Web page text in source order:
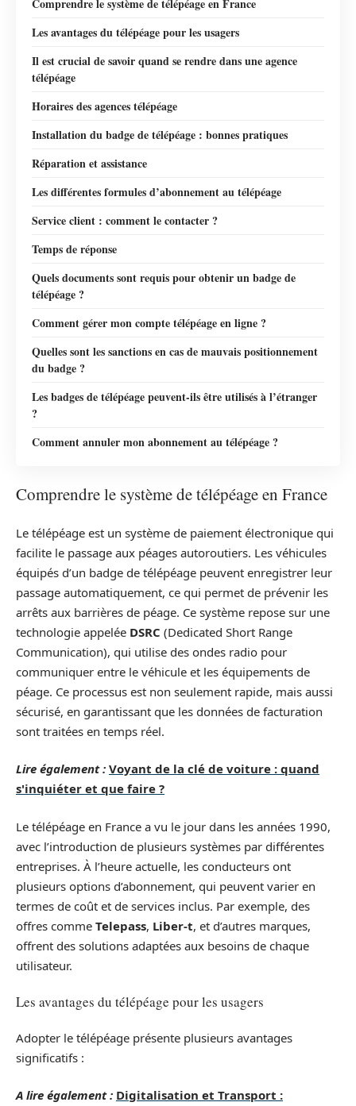
Les avantages du télépéage pour les usagers
Il est crucial de savoir quand se rendre dans une agence
télépéage
Horaires des agences télépéage
Installation du badge de télépéage : bonnes pratiques
Réparation et assistance
Les différentes formules d’abonnement au télépéage
Service client : comment le contacter ?
Temps de réponse
Quels documents sont requis pour obtenir un badge de
télépéage ?
Comment gérer mon compte télépéage en ligne ?
Quelles sont les sanctions en cas de mauvais positionnement
du badge ?
Les badges de télépéage peuvent-ils être utilisés à l’étranger
?
Comment annuler mon abonnement au télépéage ?
Comprendre le système de télépéage en France
Le télépéage est un système de paiement électronique qui
facilite le passage aux péages autoroutiers. Les véhicules
équipés d’un badge de télépéage peuvent enregistrer leur
passage automatiquement, ce qui permet de prévenir les
arrêts aux barrières de péage. Ce système repose sur une
technologie appelée DSRC (Dedicated Short Range
Communication), qui utilise des ondes radio pour
communiquer entre le véhicule et les équipements de
péage. Ce processus est non seulement rapide, mais aussi
sécurisé, en garantissant que les données de facturation
sont traitées en temps réel.
Lire également : Voyant de la clé de voiture : quand
s'inquiéter et que faire ?
Le télépéage en France a vu le jour dans les années 1990,
avec l’introduction de plusieurs systèmes par différentes
entreprises. À l’heure actuelle, les conducteurs ont
plusieurs options d’abonnement, qui peuvent varier en
termes de coût et de services inclus. Par exemple, des
offres comme Telepass, Liber-t, et d’autres marques,
offrent des solutions adaptées aux besoins de chaque
utilisateur.
Les avantages du télépéage pour les usagers
Adopter le télépéage présente plusieurs avantages
significatifs :
A lire également : Digitalisation et Transport :